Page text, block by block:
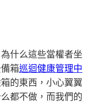
為什么這些當權者坐
箱巡迴健康管理中
的東西，小心翼翼
都不做，而我們的